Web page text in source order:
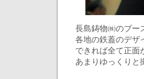
長島鋳物㈱のブー
各地の鉄蓋のデザ
できれば全て正面
あまりゆっくりと